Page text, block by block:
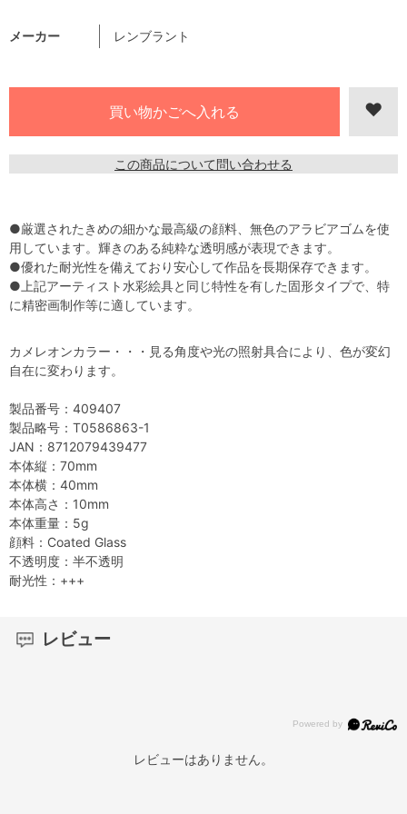
メーカー レンブラント
この商品について問い合わせる
●厳選されたきめの細かな最高級の顔料、無色のアラビアゴムを使
用しています。輝きのある純粋な透明感が表現できます。
●優れた耐光性を備えており安心して作品を長期保存できます。
●上記アーティスト水彩絵具と同じ特性を有した固形タイプで、特
に精密画制作等に適しています。
カメレオンカラー・・・見る角度や光の照射具合により、色が変幻
自在に変わります。
製品番号：409407
製品略号：T0586863-1
JAN：8712079439477
本体縦：70mm
本体横：40mm
本体高さ：10mm
本体重量：5g
顔料：Coated Glass
不透明度：半不透明
耐光性：+++
レビュー
レビューはありません。